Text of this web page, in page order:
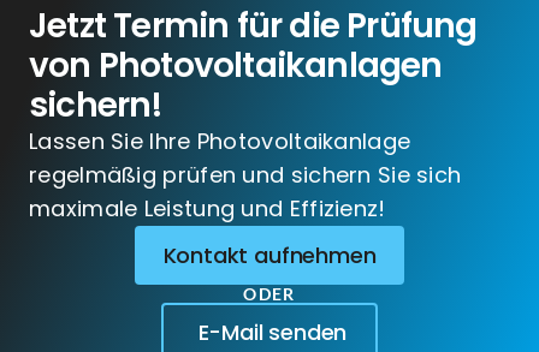
Jetzt Termin für die Prüfung
von Photovoltaikanlagen
sichern!
Lassen Sie Ihre Photovoltaikanlage
regelmäßig prüfen und sichern Sie sich
maximale Leistung und Effizienz!
Kontakt aufnehmen
ODER
E-Mail senden